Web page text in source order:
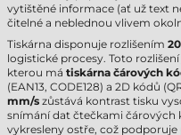
vytištěné informace (ať už text
čitelné a neblednou vlivem
Tiskárna disponuje rozlišením
logistické procesy. Toto
kterou má tiskárna čárových
(EAN13, CODE128) a 2D kódů
mm/s zůstává kontrast tisku
snímání dat čtečkami čárových
vykresleny ostře, což